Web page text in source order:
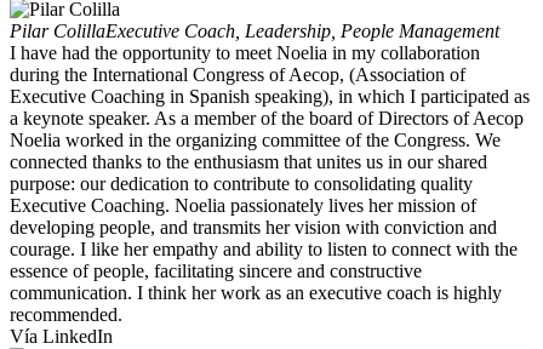
Pilar ColillaExecutive Coach, Leadership, People Management
I have had the opportunity to meet Noelia in my collaboration
during the International Congress of Aecop, (Association of
Executive Coaching in Spanish speaking), in which I participated as
a keynote speaker. As a member of the board of Directors of Aecop
Noelia worked in the organizing committee of the Congress. We
connected thanks to the enthusiasm that unites us in our shared
purpose: our dedication to contribute to consolidating quality
Executive Coaching. Noelia passionately lives her mission of
developing people, and transmits her vision with conviction and
courage. I like her empathy and ability to listen to connect with the
essence of people, facilitating sincere and constructive
communication. I think her work as an executive coach is highly
recommended.
Vía LinkedIn